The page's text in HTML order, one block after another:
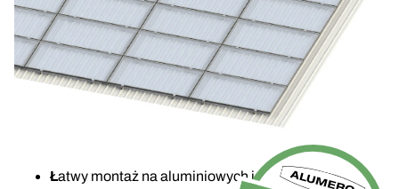
Łatwy montaż na aluminiowych i stalowych